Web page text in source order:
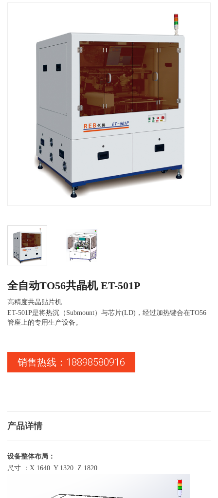
全自动TO56共晶机 ET-501P
高精度共晶贴片机
ET-501P是将热沉（Submount）与芯片(LD)，经过加热键合在TO56
管座上的专用生产设备。
销售热线：18898580916
产品详情
设备整体布局：
尺寸 ：X 1640 Y 1320 Z 1820